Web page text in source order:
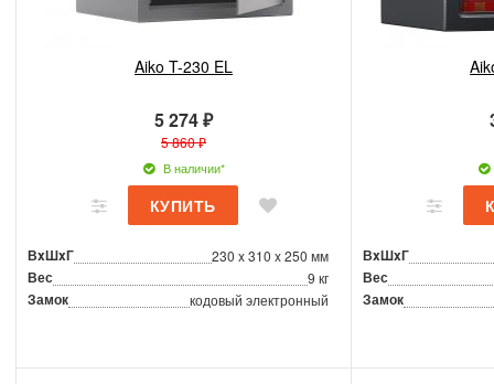
Aiko T-230 EL
5 274 ₽
5 860 ₽
В наличии*
ВxШxГ 230 x 310 x 250 мм
Вес 9 кг
Замок кодовый электронный
ВxШxГ
Вес
Замок